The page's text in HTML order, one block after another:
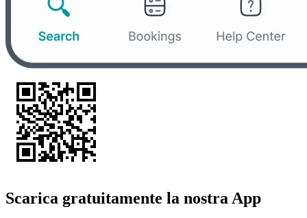
Scarica gratuitamente la nostra App